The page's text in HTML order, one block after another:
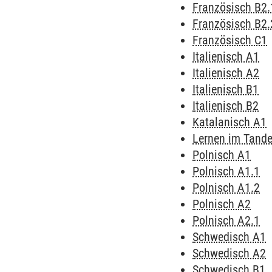
Französisch
Französisch
Französisch C1
Italienisch A1
Italienisch A2
Italienisch B1
Italienisch B2
Katalanisch A1
Lernen im
Polnisch A1
Polnisch A1.1
Polnisch A1.2
Polnisch A2
Polnisch A2.1
Schwedisch A1
Schwedisch A2